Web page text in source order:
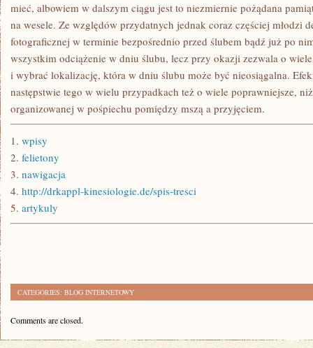
mieć, albowiem w dalszym ciągu jest to niezmiernie pożądana
na wesele. Ze względów przydatnych jednak coraz częściej młodzi
fotograficznej w terminie bezpośrednio przed ślubem bądź już po
wszystkim odciążenie w dniu ślubu, lecz przy okazji zezwala o
i wybrać lokalizację, która w dniu ślubu może być nieosiągalna.
następstwie tego w wielu przypadkach też o wiele poprawniejsze,
organizowanej w pośpiechu pomiędzy mszą a przyjęciem.
1. wpisy
2. felietony
3. nawigacja
4. http://drkappl-kinesiologie.de/spis-tresci
5. artykuly
CATEGORIES: BLOG INTERNETOWY
Comments are closed.